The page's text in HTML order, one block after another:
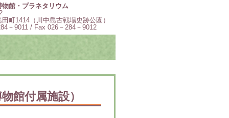
物館・プラネタリウム
町1414（川中島古戦場史跡公園）
－9011 / Fax 026－284－9012
館付属施設）